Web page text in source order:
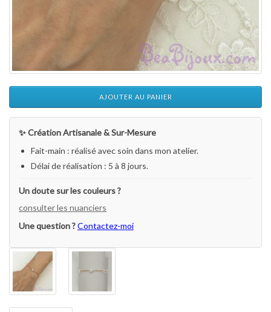
AJOUTER AU PANIER
✨ Création Artisanale & Sur-Mesure
Fait-main : réalisé avec soin dans mon atelier.
Délai de réalisation : 5 à 8 jours.
Un doute sur les couleurs ?
consulter les nuanciers
Une question ?Contactez-moi